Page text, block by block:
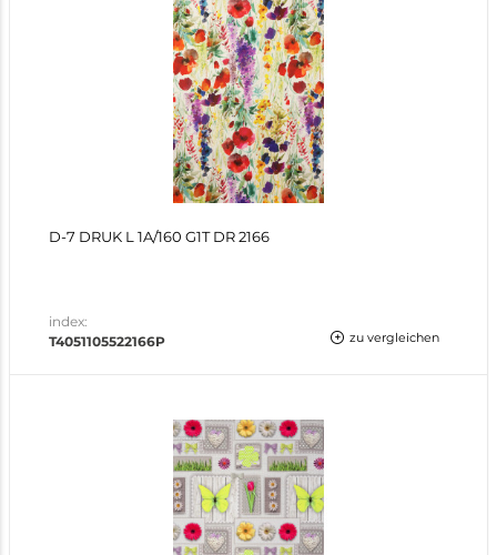
D-7 DRUK L 1A/160 G1T DR 2166
index:
T4051105522166P
zu vergleichen